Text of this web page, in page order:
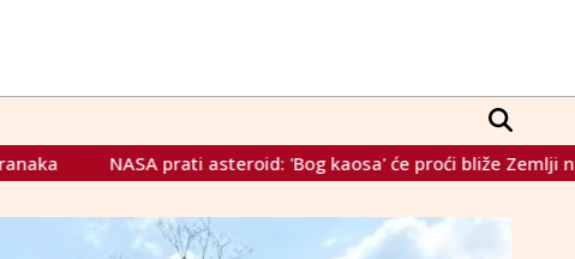
'Bog kaosa' će proći bliže Zemlji nego mnogi sateliti u orbiti